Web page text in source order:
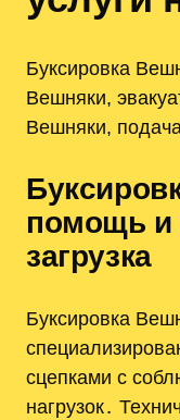
Буксировка
Вешняки,
Вешняки,
помощь и
загрузка
Буксировка
сцепками с
нагрузок․